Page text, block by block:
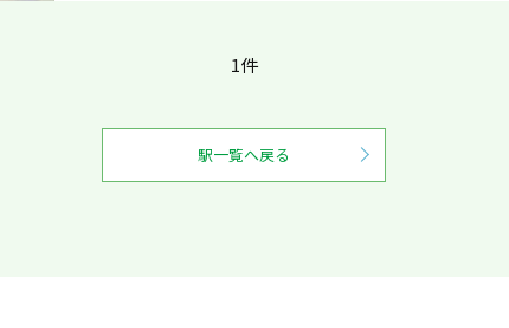
1件
駅一覧へ戻る